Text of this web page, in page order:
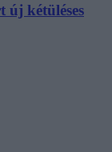
új kétüléses